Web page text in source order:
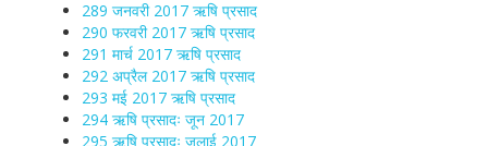
289 जनवरी 2017 ऋषि प्रसाद
290 फरवरी 2017 ऋषि प्रसाद
291 मार्च 2017 ऋषि प्रसाद
292 अप्रैल 2017 ऋषि प्रसाद
293 मई 2017 ऋषि प्रसाद
294 ऋषि प्रसादः जून 2017
295 ऋषि प्रसादः जुलाई 2017